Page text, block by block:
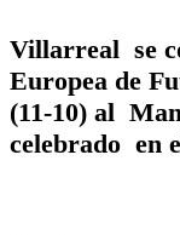
Villarreal se
Europea de
(11-10) al
celebrado en